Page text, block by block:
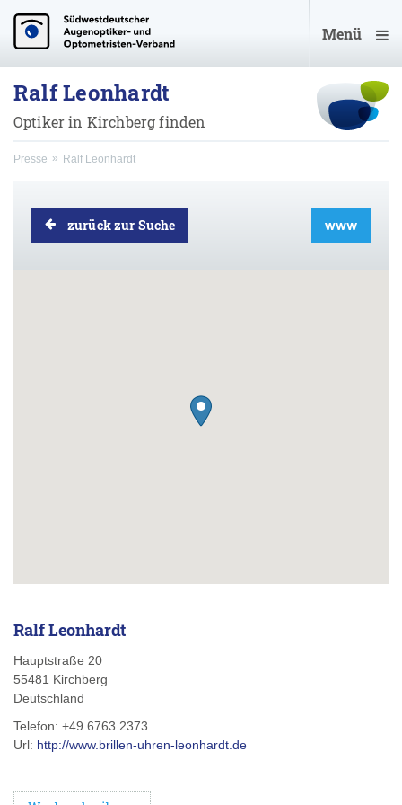
Menü
Ralf Leonhardt
Optiker in Kirchberg finden
Presse Ralf Leonhardt
zurück zur Suche
Ralf Leonhardt
Hauptstraße 20
55481 Kirchberg
Deutschland
Telefon: +49 6763 2373
Url: http://www.brillen-uhren-leonhardt.de